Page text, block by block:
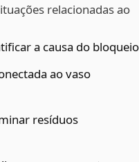
relacionadas ao
a causa do bloqueio
ao vaso
resíduos